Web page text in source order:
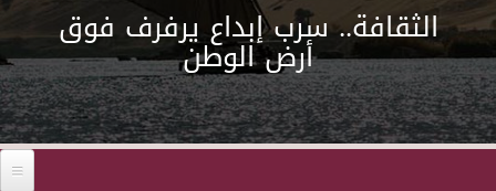
الثقافة.. سرب إبداع يرفرف فوق
أرض الوطن